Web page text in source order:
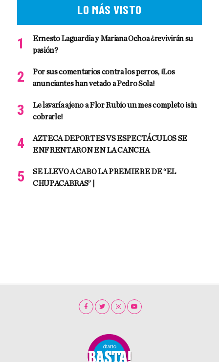
LO MÁS VISTO
Ernesto Laguardia y Mariana Ochoa ¿revivirán su
pasión?
Por sus comentarios contra los perros, ¡Los
anunciantes han vetado a Pedro Sola!
Le lavaría ajeno a Flor Rubio un mes completo ¡sin
cobrarle!
AZTECA DEPORTES VS ESPECTÁCULOS SE
ENFRENTARON EN LA CANCHA
SE LLEVO A CABO LA PREMIERE DE “EL
CHUPACABRAS” |